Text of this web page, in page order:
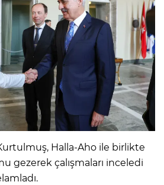
Halla-Aho ile birlikte
gezerek çalışmaları inceledi